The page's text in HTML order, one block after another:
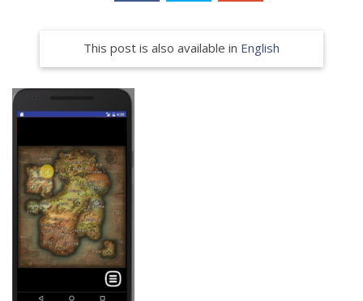
This post is also available in English